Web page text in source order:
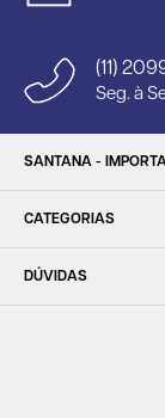
(11)
Seg. à
SANTANA -
CATEGORIAS
DÚVIDAS